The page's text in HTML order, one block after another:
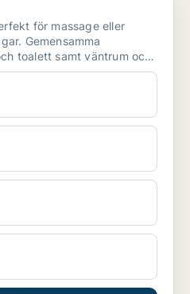
för massage eller
Gemensamma
toalett samt väntrum och